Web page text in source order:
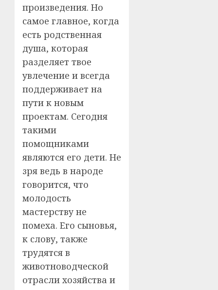
произведения. Но
самое главное, когда
есть родственная
душа, которая
разделяет твое
увлечение и всегда
поддерживает на
пути к новым
проектам. Сегодня
такими
помощниками
являются его дети. Не
зря ведь в народе
говорится, что
молодость
мастерству не
помеха. Его сыновья,
к слову, также
трудятся в
животноводческой
отрасли хозяйства и